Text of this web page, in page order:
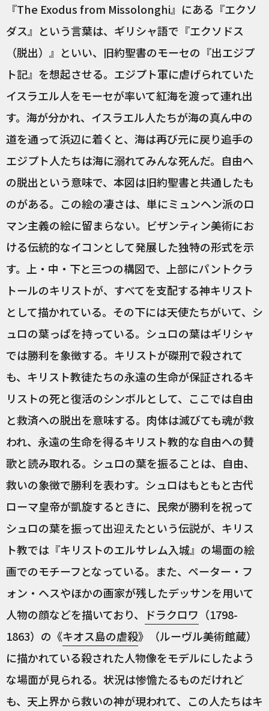
『The Exodus from Missolonghi』にある『エクソ
ダス』という言葉は、ギリシャ語で『エクソドス
（脱出）』といい、旧約聖書のモーセの『出エジプ
ト記』を想起させる。エジプト軍に虐げられていた
イスラエル人をモーセが率いて紅海を渡って連れ出
す。海が分かれ、イスラエル人たちが海の真ん中の
道を通って浜辺に着くと、海は再び元に戻り追手の
エジプト人たちは海に溺れてみんな死んだ。自由へ
の脱出という意味で、本図は旧約聖書と共通したも
のがある。この絵の凄さは、単にミュンヘン派のロ
マン主義の絵に留まらない。ビザンティン美術にお
ける伝統的なイコンとして発展した独特の形式を示
す。上・中・下と三つの構図で、上部にパントクラ
トールのキリストが、すべてを支配する神キリスト
として描かれている。その下には天使たちがいて、シ
ュロの葉っぱを持っている。シュロの葉はギリシャ
では勝利を象徴する。キリストが磔刑で殺されて
も、キリスト教徒たちの永遠の生命が保証されるキ
リストの死と復活のシンボルとして、ここでは自由
と救済への脱出を意味する。肉体は滅びても魂が救
われ、永遠の生命を得るキリスト教的な自由への賛
歌と読み取れる。シュロの葉を振ることは、自由、
救いの象徴で勝利を表わす。シュロはもともと古代
ローマ皇帝が凱旋するときに、民衆が勝利を祝って
シュロの葉を振って出迎えたという伝説が、キリス
ト教では『キリストのエルサレム入城』の場面の絵
画でのモチーフとなっている。また、ペーター・フ
ォン・ヘスやほかの画家が残したデッサンを用いて
人物の顔などを描いており、
ドラクロワ （1798-
1863）の《キオス島の虐殺》（ルーヴル美術館蔵）
に描かれている殺された人物像をモデルにしたよう
な場面が見られる。状況は惨憺たるものだけれど
も、天上界から救いの神が現われて、この人たちはキ